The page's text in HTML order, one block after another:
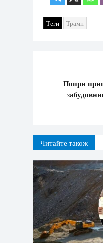
Теги Трамп
Попри
Читайте також